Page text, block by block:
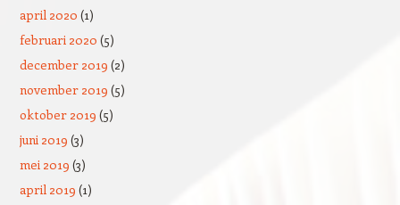
april 2020 (1)
februari 2020 (5)
december 2019 (2)
november 2019 (5)
oktober 2019 (5)
juni 2019 (3)
mei 2019 (3)
april 2019 (1)